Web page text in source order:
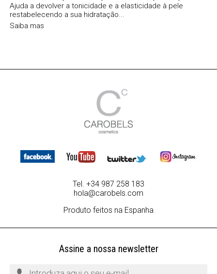
Ajuda a devolver a tonicidade e a elasticidade à pele
restabelecendo a sua hidratação...
Saiba mas
Tel. +34 987 258 183
hola@carobels.com
Produto feitos na Espanha
Assine a nossa newsletter